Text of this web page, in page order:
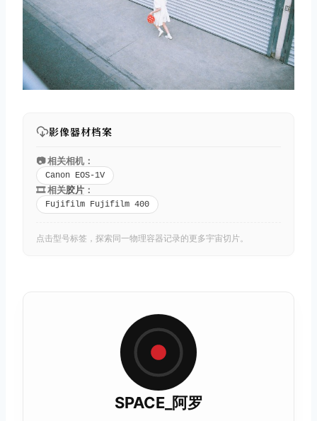
影像器材档案
📷 相关相机：
Canon EOS-1V
🎞️ 相关胶片 ：
Fujifilm Fujifilm 400
点击型号标签，探索同一物理容器记录的更多宇宙切片。
SPACE_阿罗